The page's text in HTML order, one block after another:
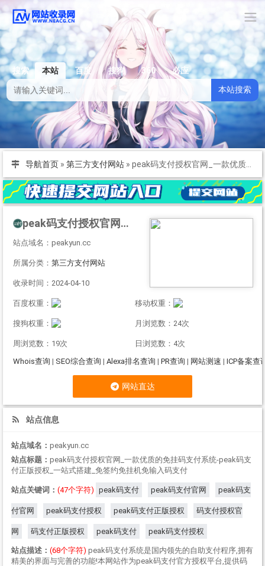
搜索 本站 百度 搜狗 360
必应
本站搜索
导航首页 » 第三方支付网站 »
peak码支付授权官网_一款优质的免挂码支付系统-peak码支付正版授权_一站式搭建_免签约免挂机免输入码支付
站点域名：peakyun.cc
所属分类： 第三方支付网站
收录时间：2024-04-10
百度权重： 移动权重：
搜狗权重： 月浏览数：24次
周浏览数：19次
日浏览数：4次
Whois查询 | SEO综合查询 | Alexa排名查询 | PR查询 | 网站测速 | ICP备案查
网站直达
站点信息
站点域名： peakyun.cc
站点标题： peak码支付授权官网_一款优质的免挂码支付系统-peak码支
付正版授权_一站式搭建_免签约免挂机免输入码支付
站点关键词： (47个字符) peak码支付 peak码支付官网 peak码支
付官网 peak码支付授权 peak码支付正版授权 码支付授权官
网 码支付正版授权 peak码支付 peak码支付授权
站点描述： (68个字符) peak码支付系统是国内领先的自助支付程序,拥有
精美的界面与完善的功能!本网站作为peak码支付官方授权平台,提供码